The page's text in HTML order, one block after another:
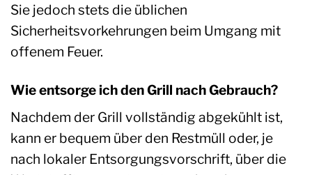
Sie jedoch stets die üblichen
Sicherheitsvorkehrungen beim Umgang mit
offenem Feuer.
Wie entsorge ich den Grill nach Gebrauch?
Nachdem der Grill vollständig abgekühlt ist,
kann er bequem über den Restmüll oder, je
nach lokaler Entsorgungsvorschrift, über die